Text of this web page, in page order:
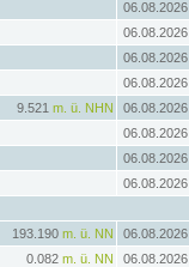
06.08.2026
06.08.2026
06.08.2026
06.08.2026
9.521 m. ü. NHN 06.08.2026
06.08.2026
06.08.2026
06.08.2026
193.190 m. ü. NN 06.08.2026
0.082 m. ü. NN 06.08.2026